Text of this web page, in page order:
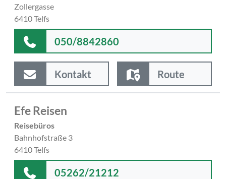
Zollergasse
6410 Telfs
050/8842860
Kontakt Route
Efe Reisen
Reisebüros
Bahnhofstraße 3
6410 Telfs
05262/21212